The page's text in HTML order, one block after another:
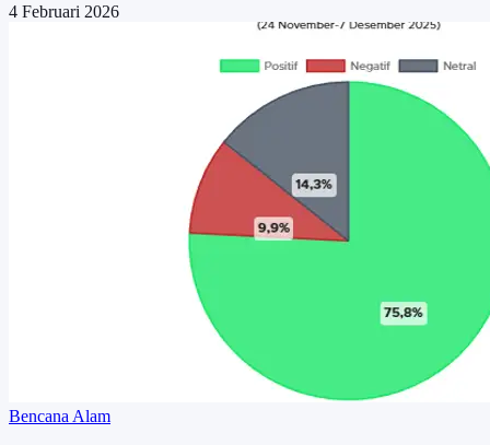
4 Februari 2026
Bencana Alam